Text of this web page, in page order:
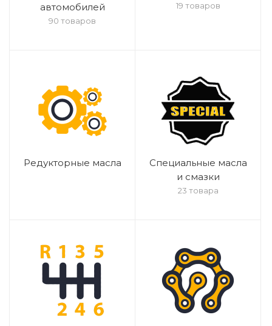
автомобилей
90 товаров
19 товаров
Редукторные масла
Специальные масла
и смазки
23 товара